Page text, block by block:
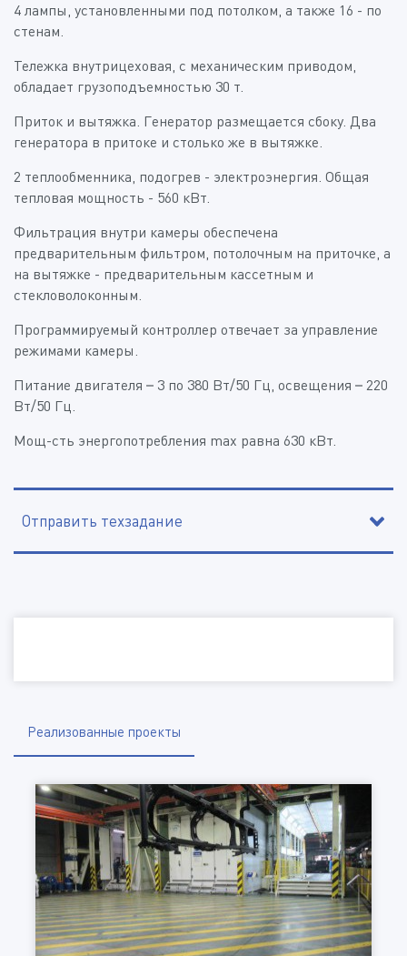
4 лампы, установленными под потолком, а также 16 - по
стенам.
Тележка внутрицеховая, с механическим приводом,
обладает грузоподъемностью 30 т.
Приток и вытяжка. Генератор размещается сбоку. Два
генератора в притоке и столько же в вытяжке.
2 теплообменника, подогрев - электроэнергия. Общая
тепловая мощность - 560 кВт.
Фильтрация внутри камеры обеспечена
предварительным фильтром, потолочным на приточке, а
на вытяжке - предварительным кассетным и
стекловолоконным.
Программируемый контроллер отвечает за управление
режимами камеры.
Питание двигателя – 3 по 380 Вт/50 Гц, освещения – 220
Вт/50 Гц.
Мощ-сть энергопотребления max равна 630 кВт.
Отправить техзадание
Город
Отправить файл
(Доступные типы файлов: doc, gif, jpg, mpg, pdf, png, txt, zip)
Комментарий
Реализованные проекты